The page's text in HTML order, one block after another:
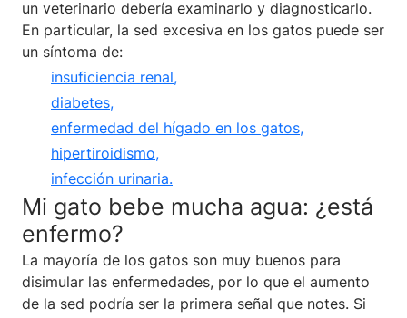
un veterinario debería examinarlo y diagnosticarlo.
En particular, la sed excesiva en los gatos puede ser
un síntoma de:
insuficiencia renal,
diabetes,
enfermedad del hígado en los gatos,
hipertiroidismo,
infección urinaria.
Mi gato bebe mucha agua: ¿está
enfermo?
La mayoría de los gatos son muy buenos para
disimular las enfermedades, por lo que el aumento
de la sed podría ser la primera señal que notes. Si